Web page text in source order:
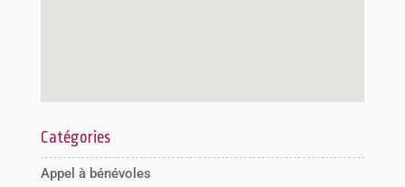
Catégories
Appel à bénévoles